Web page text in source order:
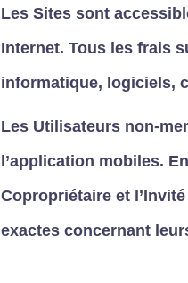
Les Sites sont
Internet. Tous les frais
informatique, logiciels,
Les Utilisateurs non-
l’application mobiles.
Copropriétaire et
exactes concernant